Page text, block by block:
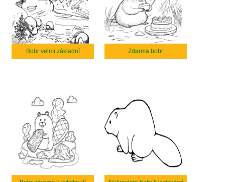
Bobr velmi základní Zdarma bobr